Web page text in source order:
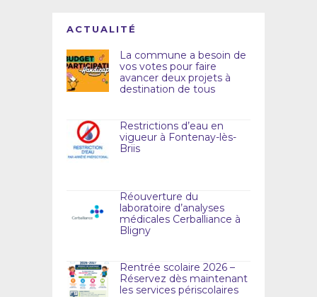
ACTUALITÉ
La commune a besoin de
vos votes pour faire
avancer deux projets à
destination de tous
Restrictions d’eau en
vigueur à Fontenay-lès-
Briis
Réouverture du
laboratoire d’analyses
médicales Cerballiance à
Bligny
Rentrée scolaire 2026 –
Réservez dès maintenant
les services périscolaires